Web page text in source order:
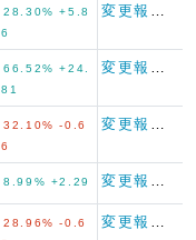
28.30% +5.8
6
66.52% +24.
81
32.10% -0.6
6
8.99% +2.29
28.96% -0.6